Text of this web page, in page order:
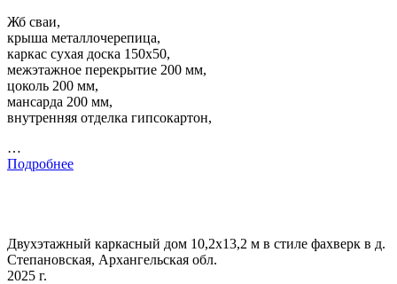
Жб сваи,
крыша металлочерепица,
каркас сухая доска 150х50,
межэтажное перекрытие 200 мм,
цоколь 200 мм,
мансарда 200 мм,
внутренняя отделка гипсокартон,
…
Подробнее
Двухэтажный каркасный дом 10,2х13,2 м в стиле фахверк в д.
Степановская, Архангельская обл.
2025 г.